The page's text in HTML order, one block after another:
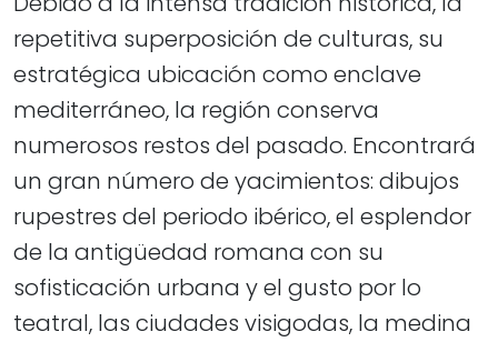
repetitiva superposición de culturas, su
estratégica ubicación como enclave
mediterráneo, la región conserva
numerosos restos del pasado. Encontrará
un gran número de yacimientos: dibujos
rupestres del periodo ibérico, el esplendor
de la antigüedad romana con su
sofisticación urbana y el gusto por lo
teatral, las ciudades visigodas, la medina